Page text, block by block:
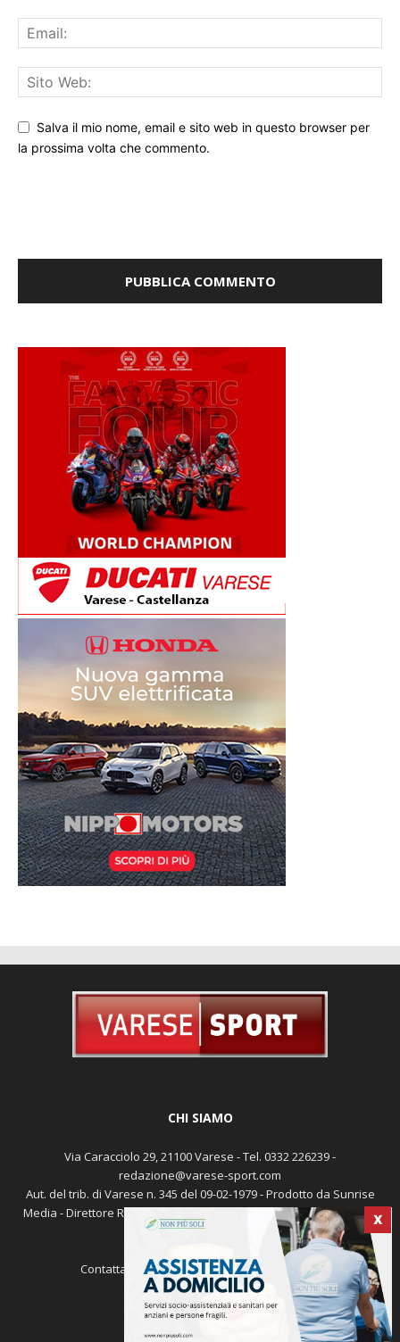
Salva il mio nome, email e sito web in questo browser per
la prossima volta che commento.
X
CHI SIAMO
Via Caracciolo 29, 21100 Varese - Tel. 0332 226239 -
redazione@varese-sport.com
Aut. del trib. di Varese n. 345 del 09-02-1979 - Prodotto da Sunrise
Media - Direttore Responsabile: Michele Marocco -Cookie policy
Pubblicità
Contattaci: redazione@varese-sport.com
SEGUICI